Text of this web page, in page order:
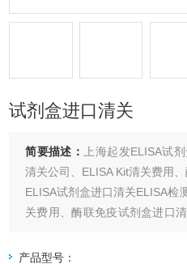
试剂盒进口清关
简要描述：
上海起发ELISA试
清关公司、ELISA Kit清关费用
ELISA试剂盒进口清关ELISA检
关费用、酶联免疫试剂盒进口
试剂盒进口清关代理
产品型号：